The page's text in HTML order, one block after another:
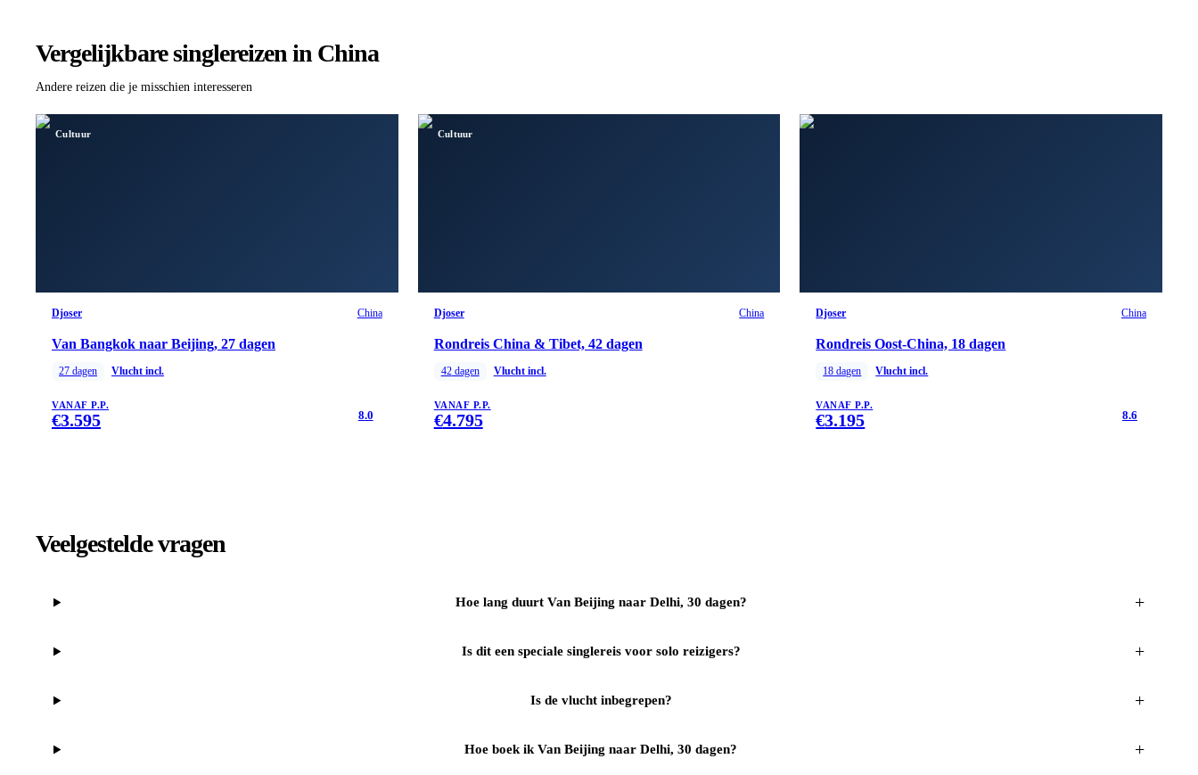
Vergelijkbare singlereizen in China
Andere reizen die je misschien interesseren
Cultuur
Djoser China
Van Bangkok naar Beijing, 27 dagen
27 dagen Vlucht incl.
VANAF P.P.
€3.595 8.0
Cultuur
Djoser China
Rondreis China & Tibet, 42 dagen
42dagen Vlucht incl.
VANAF P.P.
€4.795
Djoser China
Rondreis Oost-China, 18 dagen
18 dagen Vlucht incl.
VANAF P.P.
€3.195 8.6
Veelgestelde vragen
Hoe lang duurt Van Beijing naar Delhi, 30 dagen? +
Is dit een speciale singlereis voor solo reizigers? +
Is de vlucht inbegrepen? +
Hoe boek ik Van Beijing naar Delhi, 30 dagen? +